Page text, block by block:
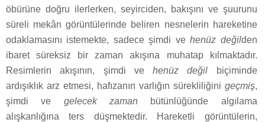
öbürüne doğru ilerlerken, seyirciden, bakışını ve şuurunu
süreli mekân görüntülerinde beliren nesnelerin hareketine
odaklamasını istemekte, sadece şimdi vehenüz değilden
ibaret süreksiz bir zaman akışına muhatap kılmaktadır.
Resimlerin akışının, şimdi vehenüz değil biçiminde
ardışıklık arz etmesi, hafızanın varlığın sürekliliğini geçmiş,
şimdi ve gelecek zamanbütünlüğünde algılama
alışkanlığına ters düşmektedir. Hareketli görüntülerin,